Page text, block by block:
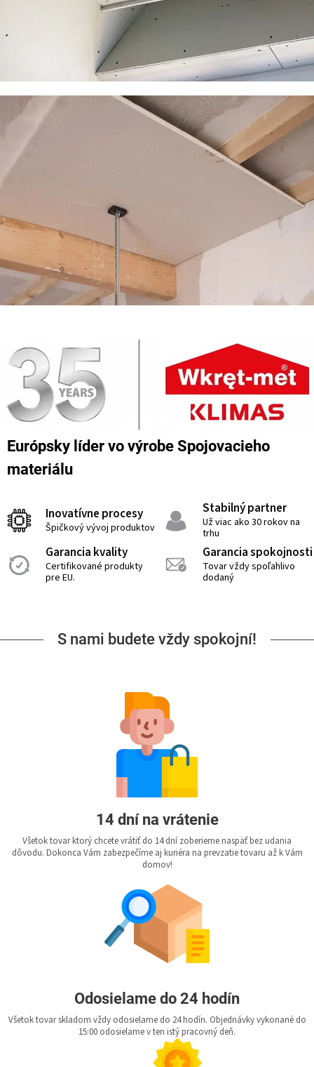
Európsky líder vo výrobe Spojovacieho
materiálu
Inovatívne procesy
Špičkový vývoj produktov
Stabilný partner
Už viac ako 30 rokov na
trhu
Garancia kvality
Certifikované produkty
pre EU.
Garancia spokojnosti
Tovar vždy spoľahlivo
dodaný
S nami budete vždy spokojní!
14 dní na vrátenie
Všetok tovar ktorý chcete vrátiť do 14 dní zoberieme naspäť bez udania
dôvodu. Dokonca Vám zabezpečíme aj kuriéra na prevzatie tovaru až k Vám
domov!
Odosielame do 24 hodín
Všetok tovar skladom vždy odosielame do 24 hodín. Objednávky vykonané do
15:00 odosielame v ten istý pracovný deň.